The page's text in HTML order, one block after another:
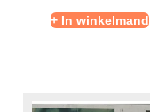
+ In winkelmand